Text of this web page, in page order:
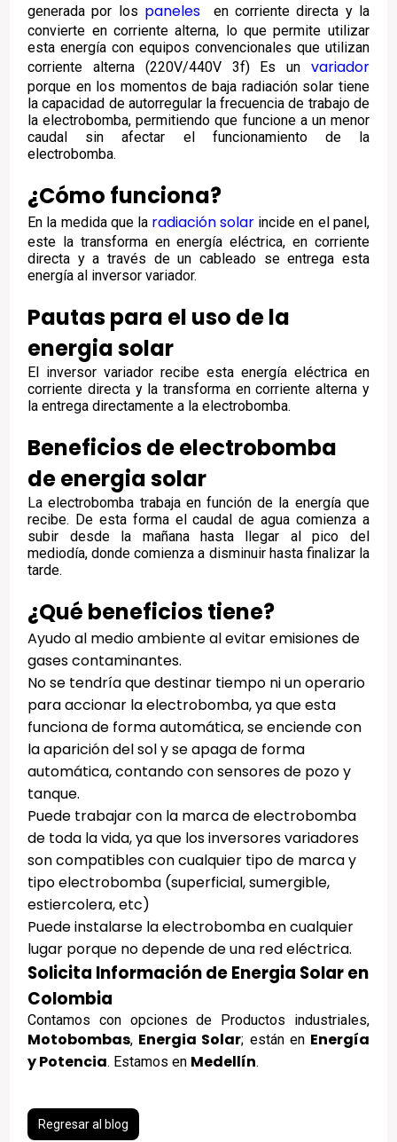
generada por los paneles en corriente directa y la
convierte en corriente alterna, lo que permite utilizar
esta energía con equipos convencionales que utilizan
corriente alterna (220V/440V 3f) Es un variador
porque en los momentos de baja radiación solar tiene
la capacidad de autorregular la frecuencia de trabajo de
la electrobomba, permitiendo que funcione a un menor
caudal sin afectar el funcionamiento de la
electrobomba.
¿Cómo funciona?
En la medida que la radiación solar incide en el panel,
este la transforma en energía eléctrica, en corriente
directa y a través de un cableado se entrega esta
energía al inversor variador.
Pautas para el uso de la
energia solar
El inversor variador recibe esta energía eléctrica en
corriente directa y la transforma en corriente alterna y
la entrega directamente a la electrobomba.
Beneficios de electrobomba
de energia solar
La electrobomba trabaja en función de la energía que
recibe. De esta forma el caudal de agua comienza a
subir desde la mañana hasta llegar al pico del
mediodía, donde comienza a disminuir hasta finalizar la
tarde.
¿Qué beneficios tiene?
Ayudo al medio ambiente al evitar emisiones de
gases contaminantes.
No se tendría que destinar tiempo ni un operario
para accionar la electrobomba, ya que esta
funciona de forma automática, se enciende con
la aparición del sol y se apaga de forma
automática, contando con sensores de pozo y
tanque.
Puede trabajar con la marca de electrobomba
de toda la vida, ya que los inversores variadores
son compatibles con cualquier tipo de marca y
tipo electrobomba (superficial, sumergible,
estiercolera, etc)
Puede instalarse la electrobomba en cualquier
lugar porque no depende de una red eléctrica.
Solicita Información de Energia Solar en
Colombia
Contamos con opciones de Productos industriales,
Motobombas, Energia Solar; están en Energía
y Potencia. Estamos en Medellín.
Regresar al blog